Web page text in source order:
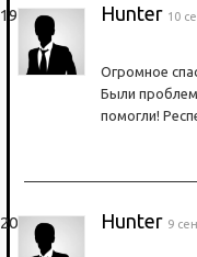
Hunter 10
Огромное
Были
помогли!
Hunter 9